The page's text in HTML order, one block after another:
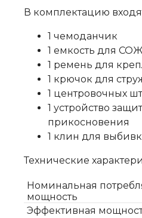
В комплектацию
1 чемоданчик
1 емкость для СОЖ
1 ремень для
1 крючок для
1 центровочных
1 устройство
прикосновения
1 клин для
Технические
Номинальная
мощность
Эффективная